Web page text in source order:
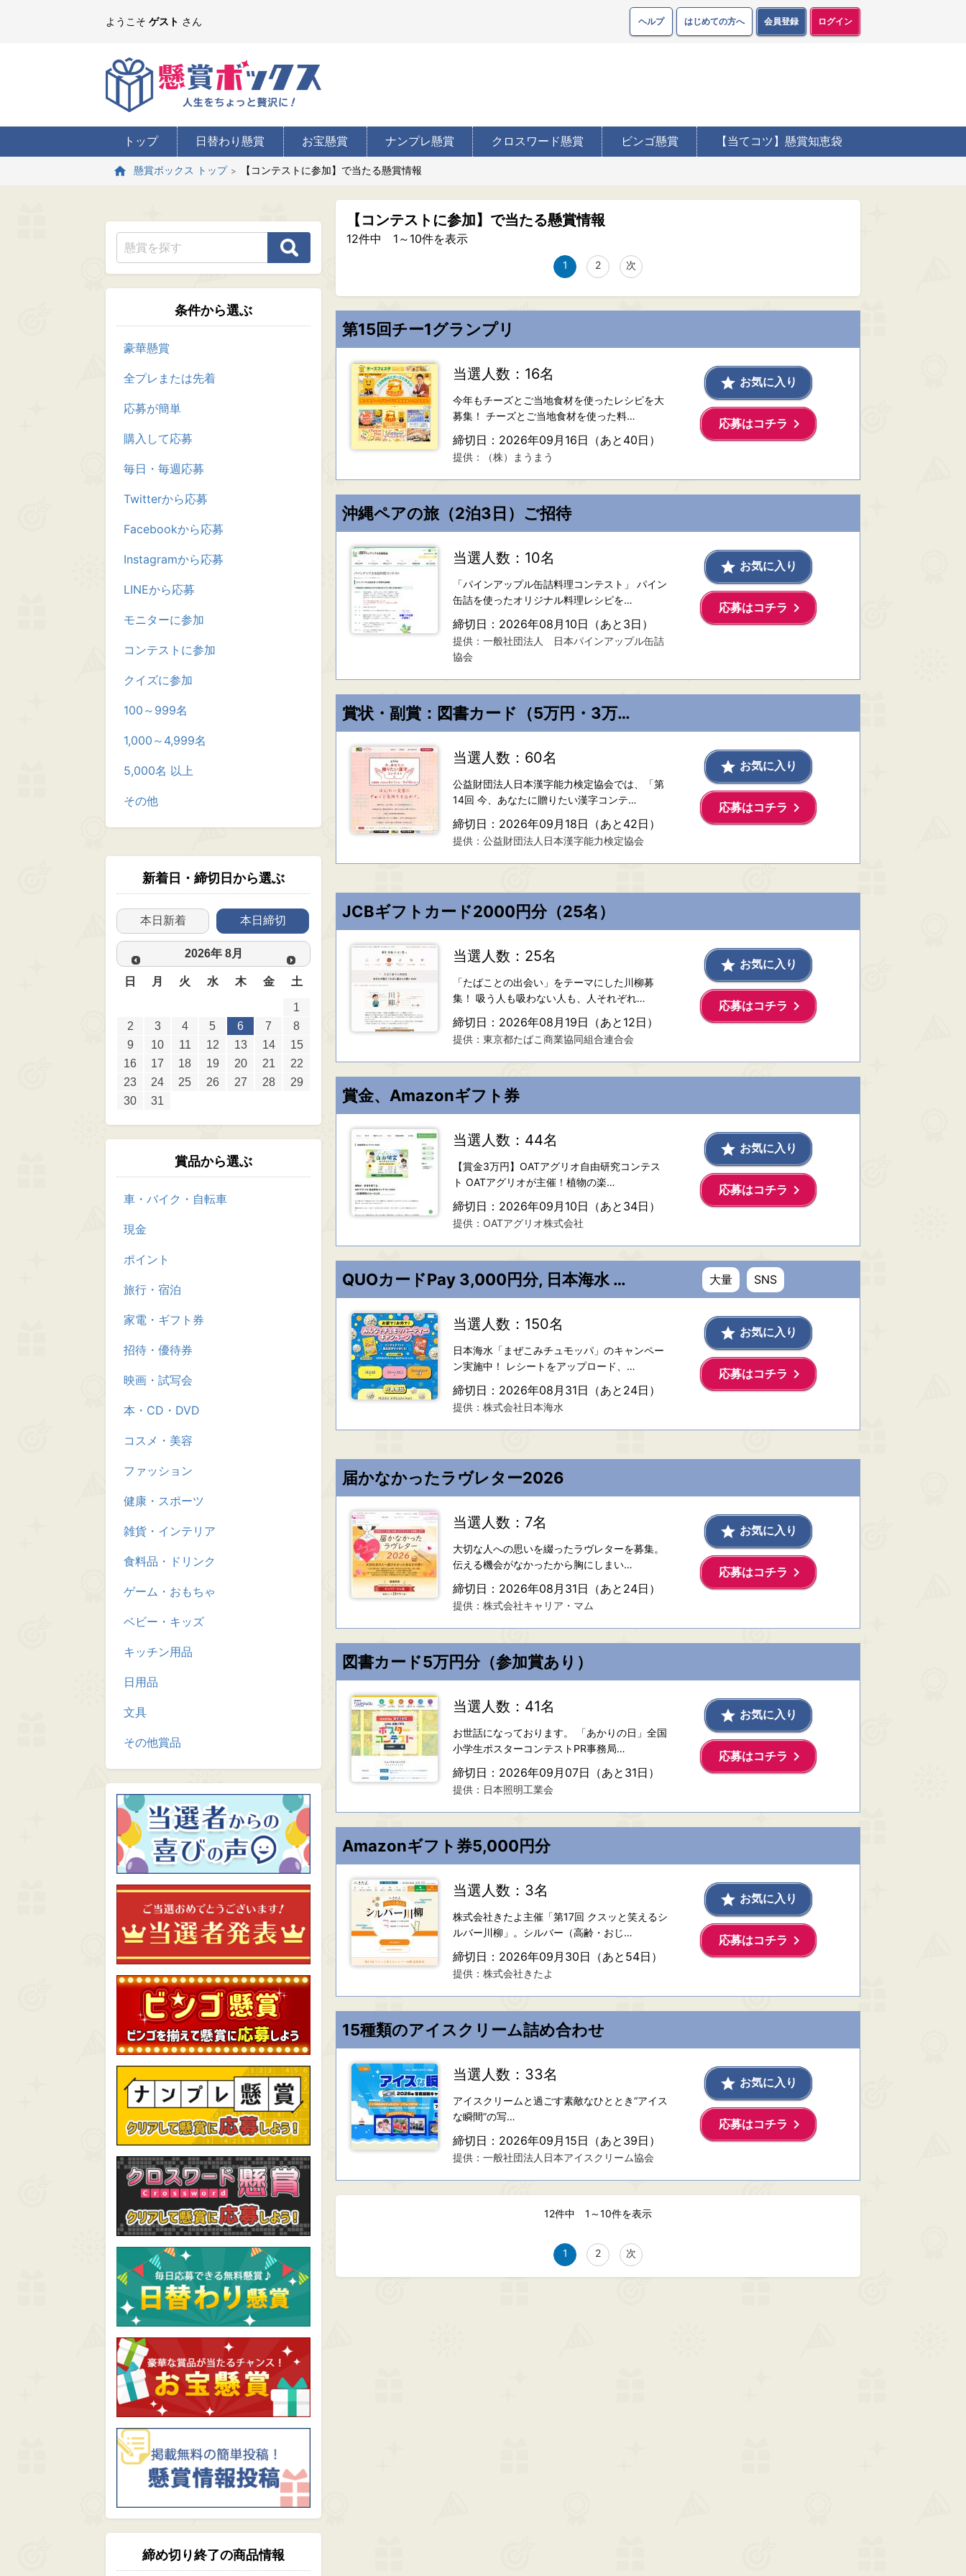
ようこそ ゲスト さん ヘルプ はじめての方へ 会員登録 ログイン
トップ 日替わり懸賞 お宝懸賞 ナンプレ懸賞 クロスワード懸賞 ビンゴ懸賞 【当てコツ】懸賞知恵袋
懸賞ボックス トップ 【コンテストに参加】で当たる懸賞情報
条件から選ぶ
豪華懸賞
全プレまたは先着
応募が簡単
購入して応募
毎日・毎週応募
Twitterから応募
Facebookから応募
Instagramから応募
LINEから応募
モニターに参加
コンテストに参加
クイズに参加
100～999名
1,000～4,999名
5,000名 以上
その他
新着日・締切日から選ぶ
本日新着 本日締切
2026年 8月
日 月 火 水 木 金 土
1
2
3 4 5 6 7
8
9
10 11 12 13 14
15
16
17 18 19 20 21
22
23
24 25 26 27 28
29
30
31
賞品から選ぶ
車・バイク・自転車
現金
ポイント
旅行・宿泊
家電・ギフト券
招待・優待券
映画・試写会
本・CD・DVD
コスメ・美容
ファッション
健康・スポーツ
雑貨・インテリア
食料品・ドリンク
ゲーム・おもちゃ
ベビー・キッズ
キッチン用品
日用品
文具
その他賞品
締め切り終了の商品情報
【コンテストに参加】で当たる懸賞情報
12件中 1～10件を表示
1 2 次
第15回チー1グランプリ
当選人数：16名
今年もチーズとご当地食材を使ったレシピを大
募集！ チーズとご当地食材を使った料…
締切日：2026年09月16日（あと40日）
提供：（株）まうまう
grade お気に入り
応募はコチラ keyboard_arrow_right
沖縄ペアの旅（2泊3日）ご招待
当選人数：10名
「パインアップル缶詰料理コンテスト」 パイン
缶詰を使ったオリジナル料理レシピを…
締切日：2026年08月10日（あと3日）
提供：一般社団法人 日本パインアップル缶詰
協会
grade お気に入り
応募はコチラ keyboard_arrow_right
賞状・副賞：図書カード（5万円・3万円など）
当選人数：60名
公益財団法人日本漢字能力検定協会では、「第
14回 今、あなたに贈りたい漢字コンテ…
締切日：2026年09月18日（あと42日）
提供：公益財団法人日本漢字能力検定協会
grade お気に入り
応募はコチラ keyboard_arrow_right
JCBギフトカード2000円分（25名）
当選人数：25名
「たばことの出会い」をテーマにした川柳募
集！ 吸う人も吸わない人も、人それぞれ…
締切日：2026年08月19日（あと12日）
提供：東京都たばこ商業協同組合連合会
grade お気に入り
応募はコチラ keyboard_arrow_right
賞金、Amazonギフト券
当選人数：44名
【賞金3万円】OATアグリオ自由研究コンテス
ト OATアグリオが主催！植物の楽…
締切日：2026年09月10日（あと34日）
提供：OATアグリオ株式会社
grade お気に入り
応募はコチラ keyboard_arrow_right
QUOカードPay 3,000円分, 日本海水 商品詰合せ 大量 SNS
当選人数：150名
日本海水「まぜこみチュモッパ」のキャンペー
ン実施中！ レシートをアップロード、…
締切日：2026年08月31日（あと24日）
提供：株式会社日本海水
grade お気に入り
応募はコチラ keyboard_arrow_right
届かなかったラヴレター2026
当選人数：7名
大切な人への思いを綴ったラヴレターを募集。
伝える機会がなかったから胸にしまい…
締切日：2026年08月31日（あと24日）
提供：株式会社キャリア・マム
grade お気に入り
応募はコチラ keyboard_arrow_right
図書カード5万円分（参加賞あり）
当選人数：41名
お世話になっております。 「あかりの日」全国
小学生ポスターコンテストPR事務局…
締切日：2026年09月07日（あと31日）
提供：日本照明工業会
grade お気に入り
応募はコチラ keyboard_arrow_right
Amazonギフト券5,000円分
当選人数：3名
株式会社きたよ主催「第17回 クスッと笑えるシ
ルバー川柳」。シルバー（高齢・おじ…
締切日：2026年09月30日（あと54日）
提供：株式会社きたよ
grade お気に入り
応募はコチラ keyboard_arrow_right
15種類のアイスクリーム詰め合わせ
当選人数：33名
アイスクリームと過ごす素敵なひととき“アイス
な瞬間”の写…
締切日：2026年09月15日（あと39日）
提供：一般社団法人日本アイスクリーム協会
grade お気に入り
応募はコチラ keyboard_arrow_right
12件中 1～10件を表示
1 2 次